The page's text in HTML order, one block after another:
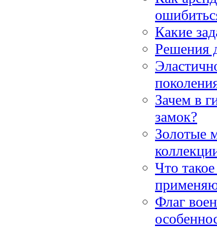
Какие
Решения
Зачем в
замок?
Золотые
Что
Флаг